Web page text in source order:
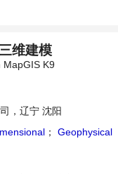
维建模
MapGIS K9
，辽宁 沈阳
；
Geophysical